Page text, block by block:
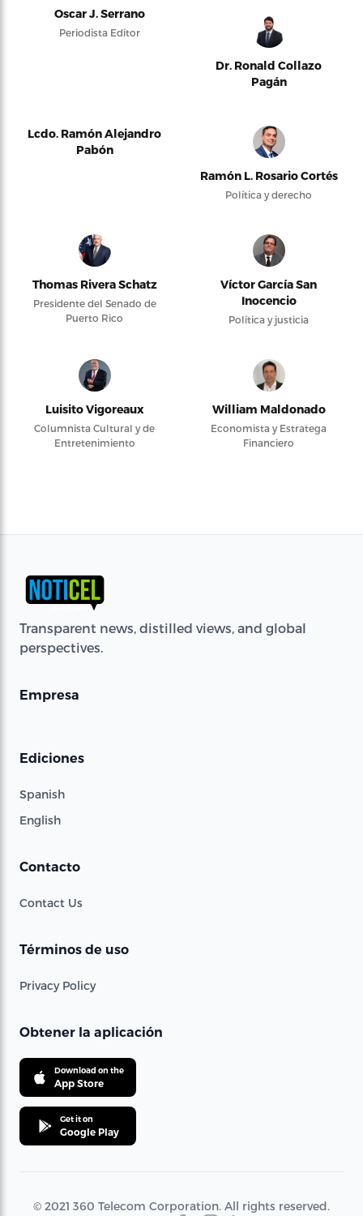
Oscar J. Serrano
Periodista Editor
Dr. Ronald Collazo
Pagán
Lcdo. Ramón Alejandro
Pabón
Ramón L. Rosario Cortés
Política y derecho
Thomas Rivera Schatz
Presidente del Senado de
Puerto Rico
Víctor García San
Inocencio
Política y justicia
Luisito Vigoreaux
Columnista Cultural y de
Entretenimiento
William Maldonado
Economista y Estratega
Financiero
Transparent news, distilled views, and global
perspectives.
Empresa
Ediciones
Spanish
English
Contacto
Contact Us
Términos de uso
Privacy Policy
Obtener la aplicación
Download on the
App Store
Get it on
Google Play
© 2021 360 Telecom Corporation. All rights reserved.